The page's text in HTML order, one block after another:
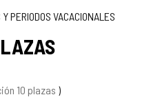
PERIODOS VACACIONALES
10 plazas